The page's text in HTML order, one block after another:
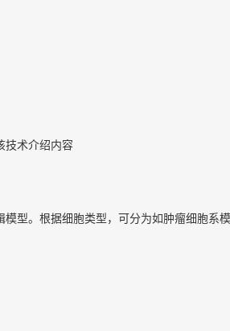
技术介绍内容
型。根据细胞类型，可分为如肿瘤细胞